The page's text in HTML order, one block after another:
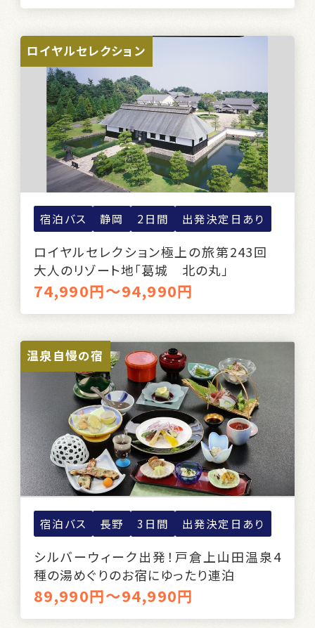
ロイヤルセレクション
宿泊バス 静岡 2日間 出発決定日あり
ロイヤルセレクション極上の旅第243回
大人のリゾート地「葛城 北の丸」
74,990円～94,990円
温泉自慢の宿
宿泊バス 長野 3日間 出発決定日あり
シルバーウィーク出発！戸倉上山田温泉4
種の湯めぐりのお宿にゆったり連泊
89,990円～94,990円